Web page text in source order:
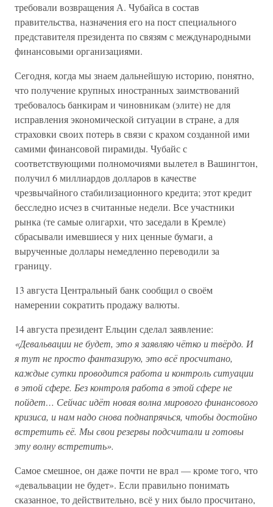
требовали возвращения А. Чубайса в состав
правительства, назначения его на пост специального
представителя президента по связям с международными
финансовыми организациями.
Сегодня, когда мы знаем дальнейшую историю, понятно,
что получение крупных иностранных заимствований
требовалось банкирам и чиновникам (элите) не для
исправления экономической ситуации в стране, а для
страховки своих потерь в связи с крахом созданной ими
самими финансовой пирамиды. Чубайс с
соответствующими полномочиями вылетел в Вашингтон,
получил 6 миллиардов долларов в качестве
чрезвычайного стабилизационного кредита; этот кредит
бесследно исчез в считанные недели. Все участники
рынка (те самые олигархи, что заседали в Кремле)
сбрасывали имевшиеся у них ценные бумаги, а
вырученные доллары немедленно переводили за
границу.
13 августа Центральный банк сообщил о своём
намерении сократить продажу валюты.
14 августа президент Ельцин сделал заявление:
«Девальвации не будет, это я заявляю чётко и твёрдо. И
я тут не просто фантазирую, это всё просчитано,
каждые сутки проводится работа и контроль ситуации
в этой сфере. Без контроля работа в этой сфере не
пойдет… Сейчас идёт новая волна мирового финансового
кризиса, и нам надо снова поднапрячься, чтобы достойно
встретить её. Мы свои резервы подсчитали и готовы
эту волну встретить».
Самое смешное, он даже почти не врал — кроме того, что
«девальвации не будет». Если правильно понимать
сказанное, то действительно, всё у них было просчитано,